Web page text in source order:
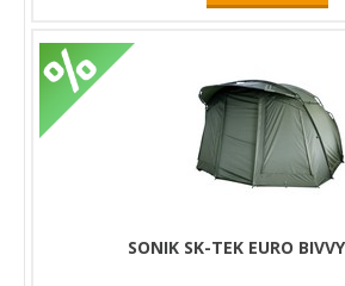
SONIK SK-TEK EURO